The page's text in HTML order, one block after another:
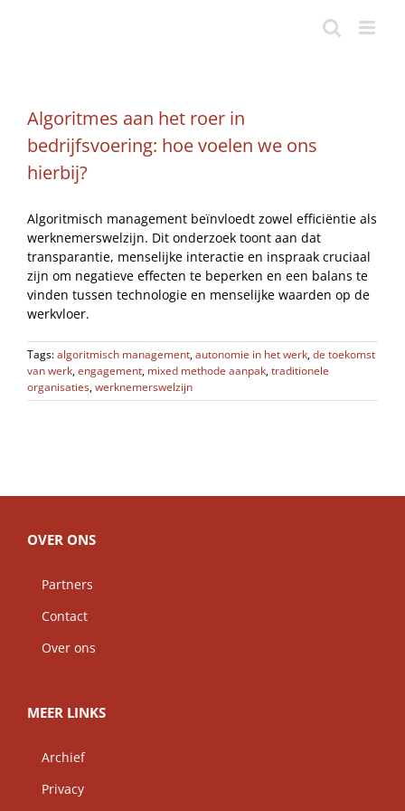
Algoritmes aan het roer in
bedrijfsvoering: hoe voelen we ons
hierbij?
Algoritmisch management beïnvloedt zowel efficiëntie als
werknemerswelzijn. Dit onderzoek toont aan dat
transparantie, menselijke interactie en inspraak cruciaal
zijn om negatieve effecten te beperken en een balans te
vinden tussen technologie en menselijke waarden op de
werkvloer.
Tags:algoritmisch management,autonomie in het werk,de toekomst
van werk,engagement, mixed methode aanpak,traditionele
organisaties,werknemerswelzijn
OVER ONS
Partners
Contact
Over ons
MEER LINKS
Archief
Privacy